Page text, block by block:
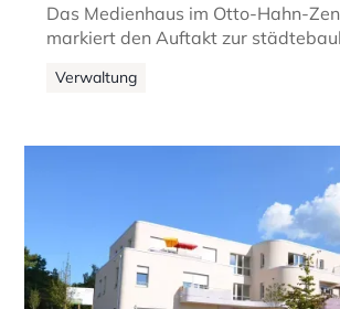
Das Medienhaus im Otto-Hahn-
markiert den Auftakt zur
Göttingen.
Verwaltung